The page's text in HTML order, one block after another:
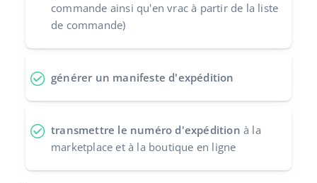
Collaborations et partenaires
Contact
Français
Italiano
polski
română
commande ainsi qu'en vrac à partir de la liste
de commande)
générer un manifeste d'expédition
transmettre le numéro d'expédition à la
marketplace et à la boutique en ligne